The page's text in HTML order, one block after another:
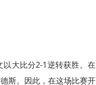
大比分2-1逆转获胜。在
斯。因此，在这场比赛开